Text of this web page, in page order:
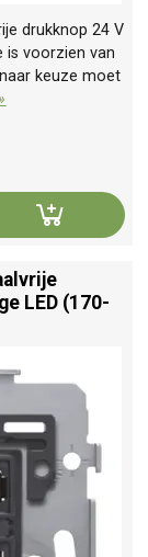
drukknop 24 V
is voorzien van
keuze moet
LED (170-